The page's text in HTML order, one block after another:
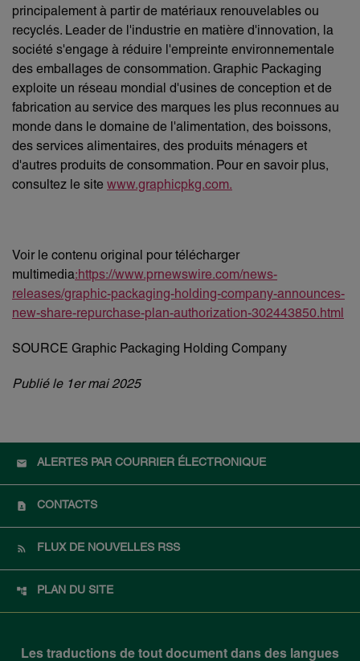
principalement à partir de matériaux renouvelables ou
recyclés. Leader de l'industrie en matière d'innovation, la
société s'engage à réduire l'empreinte environnementale
des emballages de consommation. Graphic Packaging
exploite un réseau mondial d'usines de conception et de
fabrication au service des marques les plus reconnues au
monde dans le domaine de l'alimentation, des boissons,
des services alimentaires, des produits ménagers et
d'autres produits de consommation. Pour en savoir plus,
consultez le site www.graphicpkg.com.
Voir le contenu original pour télécharger
multimedia:https://www.prnewswire.com/news-
releases/graphic-packaging-holding-company-announces-
new-share-repurchase-plan-authorization-302443850.html
SOURCE Graphic Packaging Holding Company
Publié le 1er mai 2025
ALERTES PAR COURRIER ÉLECTRONIQUE
CONTACTS
FLUX DE NOUVELLES RSS
PLAN DU SITE
Les traductions de tout document dans des langues